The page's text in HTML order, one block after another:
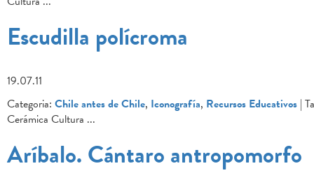
Escudilla polícroma
19.07.11
Categoria: Chile antes de Chile, Iconografía, Recursos Educativos |
Cerámica Cultura ...
Aríbalo. Cántaro antropomorfo